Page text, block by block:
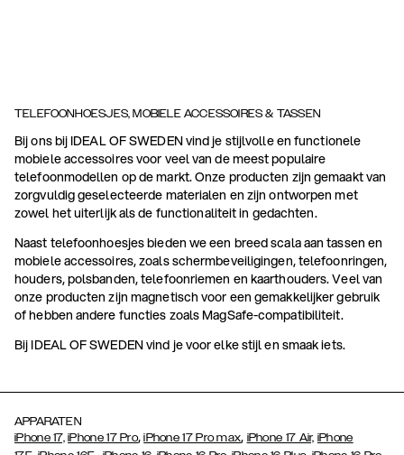
TELEFOONHOESJES, MOBIELE ACCESSOIRES & TASSEN
Bij ons bij IDEAL OF SWEDEN vind je stijlvolle en functionele
mobiele accessoires voor veel van de meest populaire
telefoonmodellen op de markt. Onze producten zijn gemaakt van
zorgvuldig geselecteerde materialen en zijn ontworpen met
zowel het uiterlijk als de functionaliteit in gedachten.
Naast telefoonhoesjes bieden we een breed scala aan tassen en
mobiele accessoires, zoals schermbeveiligingen, telefoonringen,
houders, polsbanden, telefoonriemen en kaarthouders. Veel van
onze producten zijn magnetisch voor een gemakkelijker gebruik
of hebben andere functies zoals MagSafe-compatibiliteit.
Bij IDEAL OF SWEDEN vind je voor elke stijl en smaak iets.
APPARATEN
iPhone 17, iPhone 17 Pro,iPhone 17 Pro max, iPhone 17 Air, iPhone